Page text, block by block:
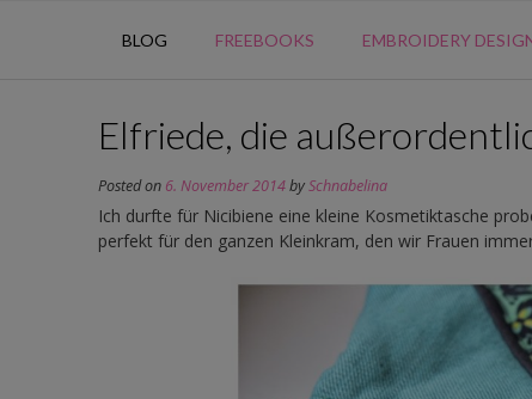
BLOG FREEBOOKS EMBROIDERY
Elfriede, die
Posted on 6. November 2014bySchnabelina
Ich durfte für Nicibiene eine kleine Kosmetiktasche
perfekt für den ganzen Kleinkram, den wir Frauen